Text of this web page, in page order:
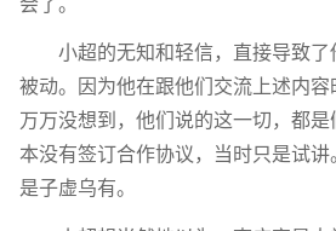
小超的无知和轻信，直接导致
被动。因为他在跟他们交流上述内
万万没想到，他们说的这一切，都
本没有签订合作协议，当时只是试
是子虚乌有。